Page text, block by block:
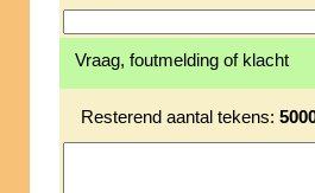
Vraag, foutmelding of klacht
Resterend aantal tekens: